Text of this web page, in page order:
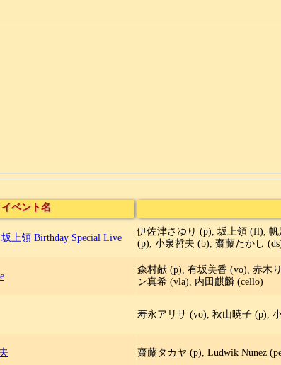
イベント名
坂上領 Birthday Special Live
伊佐津さゆり (p), 坂上領 (fl),
(p), 小泉哲夫 (b), 齋藤たかし
森村献 (p), 有坂美香 (vo), 赤木
ン真希 (vla), 内田麒麟 (cello)
寿永アリサ (vo), 秋山暁子 (p),
齋藤タカヤ (p), Ludwik Nunez